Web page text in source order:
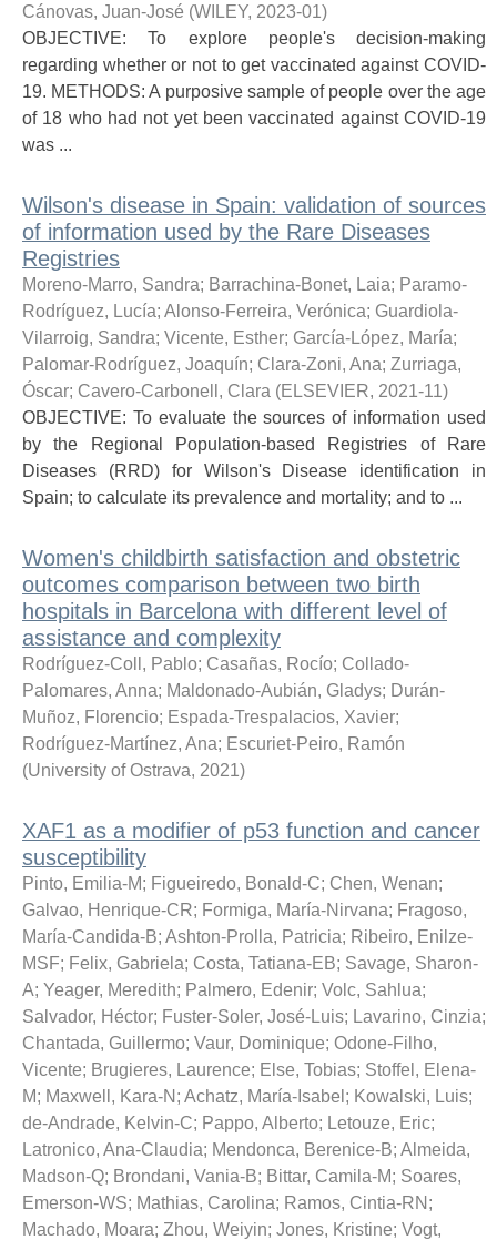
Cánovas, Juan-José (WILEY, 2023-01)
OBJECTIVE: To explore people's decision-making
regarding whether or not to get vaccinated against COVID-
19. METHODS: A purposive sample of people over the age
of 18 who had not yet been vaccinated against COVID-19
was ...
Wilson's disease in Spain: validation of sources
of information used by the Rare Diseases
Registries
Moreno-Marro, Sandra; Barrachina-Bonet, Laia; Paramo-
Rodríguez, Lucía; Alonso-Ferreira, Verónica; Guardiola-
Vilarroig, Sandra; Vicente, Esther; García-López, María;
Palomar-Rodríguez, Joaquín; Clara-Zoni, Ana; Zurriaga,
Óscar; Cavero-Carbonell, Clara (ELSEVIER, 2021-11)
OBJECTIVE: To evaluate the sources of information used
by the Regional Population-based Registries of Rare
Diseases (RRD) for Wilson's Disease identification in
Spain; to calculate its prevalence and mortality; and to ...
Women's childbirth satisfaction and obstetric
outcomes comparison between two birth
hospitals in Barcelona with different level of
assistance and complexity
Rodríguez-Coll, Pablo; Casañas, Rocío; Collado-
Palomares, Anna; Maldonado-Aubián, Gladys; Durán-
Muñoz, Florencio; Espada-Trespalacios, Xavier;
Rodríguez-Martínez, Ana; Escuriet-Peiro, Ramón
(University of Ostrava, 2021)
XAF1 as a modifier of p53 function and cancer
susceptibility
Pinto, Emilia-M; Figueiredo, Bonald-C; Chen, Wenan;
Galvao, Henrique-CR; Formiga, María-Nirvana; Fragoso,
María-Candida-B; Ashton-Prolla, Patricia; Ribeiro, Enilze-
MSF; Felix, Gabriela; Costa, Tatiana-EB; Savage, Sharon-
A; Yeager, Meredith; Palmero, Edenir; Volc, Sahlua;
Salvador, Héctor; Fuster-Soler, José-Luis; Lavarino, Cinzia;
Chantada, Guillermo; Vaur, Dominique; Odone-Filho,
Vicente; Brugieres, Laurence; Else, Tobias; Stoffel, Elena-
M; Maxwell, Kara-N ; Achatz, María-Isabel ; Kowalski, Luis;
de-Andrade, Kelvin-C; Pappo, Alberto; Letouze, Eric;
Latronico, Ana-Claudia; Mendonca, Berenice-B; Almeida,
Madson-Q; Brondani, Vania-B; Bittar, Camila-M; Soares,
Emerson-WS; Mathias, Carolina; Ramos, Cintia-RN ;
Machado, Moara; Zhou, Weiyin; Jones, Kristine; Vogt,